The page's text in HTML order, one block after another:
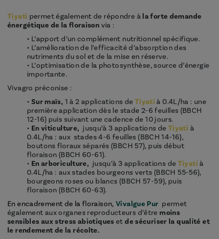
Tiyati permet également de répondre àla forte demande
énergétique de la floraison via :
• L’apport d’un complément nutritionnel spécifique.
• L’amélioration de l’efficacité d’absorption des
nutriments du sol et de la mise en réserve.
• L’optimisation de la photosynthèse, source d’énergie
importante.
Vivagro préconise :
• Sur maïs, 1 à 2 applications de Tiyatià 0.4L/ha : une
première application dès le stade 2-6 feuilles (BBCH
12-16) puis suivant une cadence de 10 jours.
• En viticulture, jusqu’à 3 applications de Tiyati à
0.4L/ha : aux stades 4-6 feuilles (BBCH 14-16),
boutons floraux séparés (BBCH 57), puis début
floraison (BBCH 60-61).
• En arboriculture, jusqu’à 3 applications de Tiyatià
0.4L/ha : aux stades bourgeons verts (BBCH 55-56),
bourgeons roses ou blancs (BBCH 57-59), puis
floraison (BBCH 60-63).
En encadrement de la floraison, Vivalgue Pur permet
également aux organes reproducteurs d’être moins
sensibles aux stress abiotiques etde sécuriser la qualité et
le rendement de la récolte.